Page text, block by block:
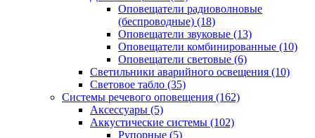
Оповещатели радиоволновые
(беспроводные) (18)
Оповещатели звуковые (13)
Оповещатели комбинированные (10)
Оповещатели световые (6)
Светильники аварийного освещения (10)
Световое табло (35)
Системы речевого оповещения (162)
Аксессуары (5)
Аккустические системы (102)
Рупорные (5)